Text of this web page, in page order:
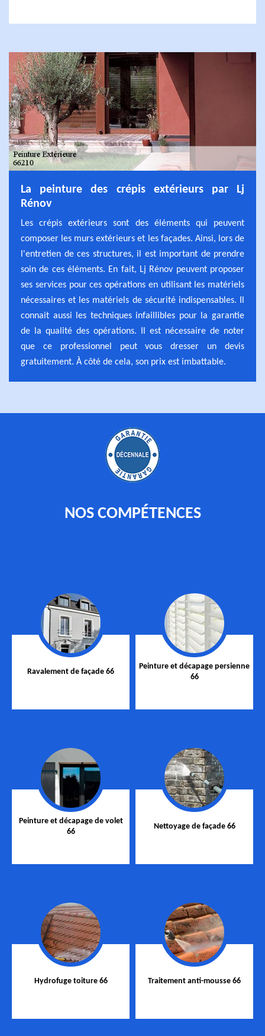
La peinture des crépis extérieurs par Lj
Rénov
Les crépis extérieurs sont des éléments qui peuvent
composer les murs extérieurs et les façades. Ainsi, lors de
l'entretien de ces structures, il est important de prendre
soin de ces éléments. En fait, Lj Rénov peuvent proposer
ses services pour ces opérations en utilisant les matériels
nécessaires et les matériels de sécurité indispensables. Il
connait aussi les techniques infaillibles pour la garantie
de la qualité des opérations. Il est nécessaire de noter
que ce professionnel peut vous dresser un devis
gratuitement. À côté de cela, son prix est imbattable.
NOS COMPÉTENCES
Ravalement de façade 66
Peinture et décapage persienne
66
Peinture et décapage de volet
66
Nettoyage de façade 66
Hydrofuge toiture 66 Traitement anti-mousse 66